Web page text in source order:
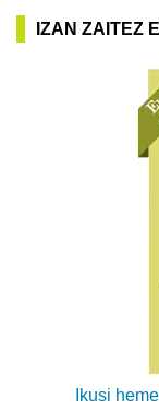
IZAN ZAITEZ
Ikusi